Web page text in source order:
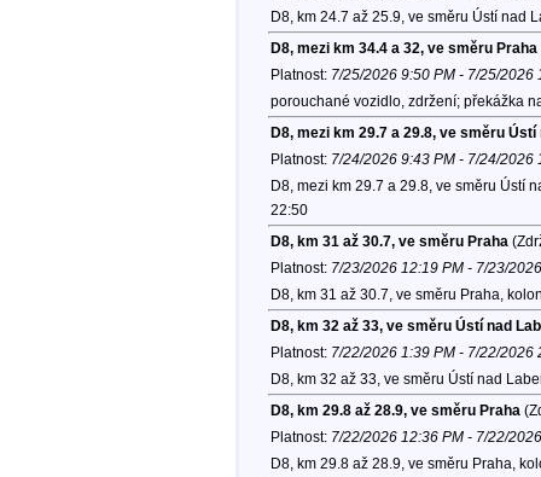
D8, km 24.7 až 25.9, ve směru Ústí nad
D8, mezi km 34.4 a 32, ve směru Praha
Platnost: 7/25/2026 9:50 PM - 7/25/2026
porouchané vozidlo, zdržení; překážka
D8, mezi km 29.7 a 29.8, ve směru Ústí
Platnost: 7/24/2026 9:43 PM - 7/24/2026
D8, mezi km 29.7 a 29.8, ve směru Ústí
22:50
D8, km 31 až 30.7, ve směru Praha
Platnost: 7/23/2026 12:19 PM - 7/23/
D8, km 31 až 30.7, ve směru Praha,
D8, km 32 až 33, ve směru Ústí nad
Platnost: 7/22/2026 1:39 PM - 7/22/2026
D8, km 32 až 33, ve směru Ústí nad
D8, km 29.8 až 28.9, ve směru Praha
Platnost: 7/22/2026 12:36 PM - 7/22/
D8, km 29.8 až 28.9, ve směru Praha,